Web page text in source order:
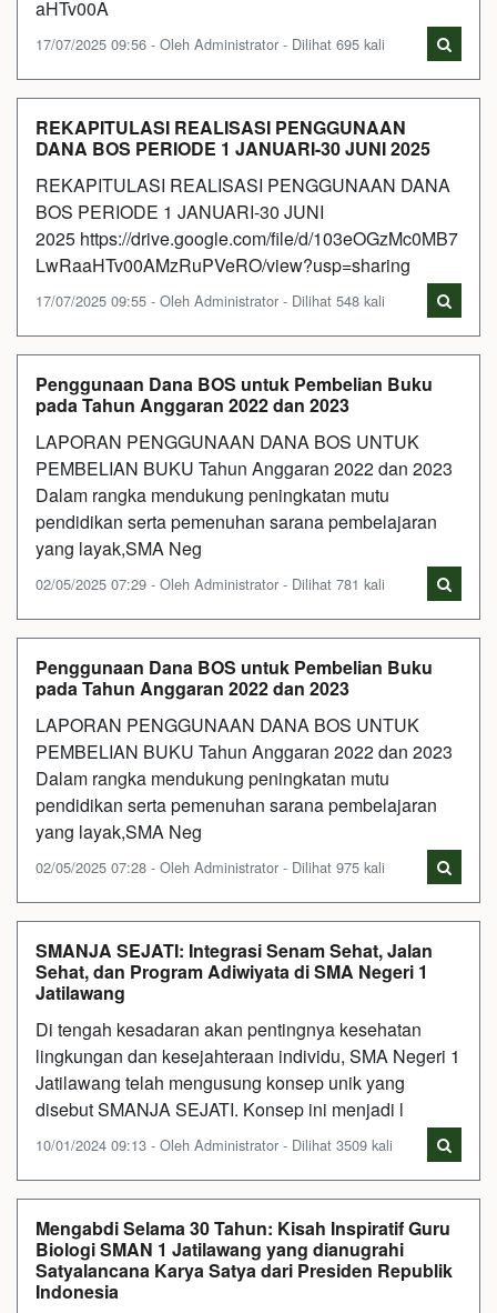
aHTv00A
17/07/2025 09:56 - Oleh Administrator - Dilihat 695 kali
REKAPITULASI REALISASI PENGGUNAAN
DANA BOS PERIODE 1 JANUARI-30 JUNI 2025
REKAPITULASI REALISASI PENGGUNAAN DANA
BOS PERIODE 1 JANUARI-30 JUNI
2025 https://drive.google.com/file/d/103eOGzMc0MB7
LwRaaHTv00AMzRuPVeRO/view?usp=sharing
17/07/2025 09:55 - Oleh Administrator - Dilihat 548 kali
Penggunaan Dana BOS untuk Pembelian Buku
pada Tahun Anggaran 2022 dan 2023
LAPORAN PENGGUNAAN DANA BOS UNTUK
PEMBELIAN BUKU Tahun Anggaran 2022 dan 2023
Dalam rangka mendukung peningkatan mutu
pendidikan serta pemenuhan sarana pembelajaran
yang layak,SMA Neg
02/05/2025 07:29 - Oleh Administrator - Dilihat 781 kali
Penggunaan Dana BOS untuk Pembelian Buku
pada Tahun Anggaran 2022 dan 2023
LAPORAN PENGGUNAAN DANA BOS UNTUK
PEMBELIAN BUKU Tahun Anggaran 2022 dan 2023
Dalam rangka mendukung peningkatan mutu
pendidikan serta pemenuhan sarana pembelajaran
yang layak,SMA Neg
02/05/2025 07:28 - Oleh Administrator - Dilihat 975 kali
SMANJA SEJATI: Integrasi Senam Sehat, Jalan
Sehat, dan Program Adiwiyata di SMA Negeri 1
Jatilawang
Di tengah kesadaran akan pentingnya kesehatan
lingkungan dan kesejahteraan individu, SMA Negeri 1
Jatilawang telah mengusung konsep unik yang
disebut SMANJA SEJATI. Konsep ini menjadi l
10/01/2024 09:13 - Oleh Administrator - Dilihat 3509 kali
Mengabdi Selama 30 Tahun: Kisah Inspiratif Guru
Biologi SMAN 1 Jatilawang yang dianugrahi
Satyalancana Karya Satya dari Presiden Republik
Indonesia